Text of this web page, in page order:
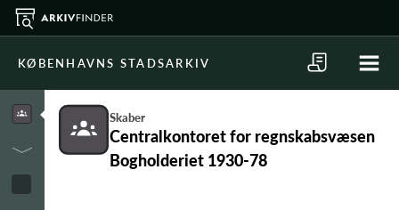
KØBENHAVNS STADSARKIV
Skaber
Centralkontoret for regnskabsvæsen
Bogholderiet 1930-78